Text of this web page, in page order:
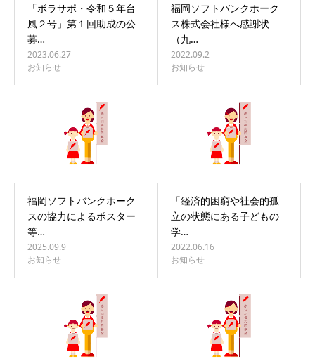
「ボラサポ・令和５年台
風２号」第１回助成の公
募…
2023.06.27
お知らせ
福岡ソフトバンクホーク
ス株式会社様へ感謝状
（九…
2022.09.2
お知らせ
福岡ソフトバンクホーク
スの協力によるポスター
等…
2025.09.9
お知らせ
「経済的困窮や社会的孤
立の状態にある子どもの
学…
2022.06.16
お知らせ